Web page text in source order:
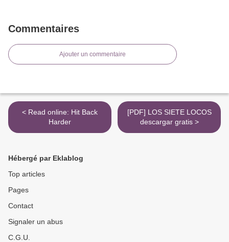
Commentaires
Ajouter un commentaire
< Read online: Hit Back
Harder
[PDF] LOS SIETE LOCOS
descargar gratis >
Hébergé par Eklablog
Top articles
Pages
Contact
Signaler un abus
C.G.U.